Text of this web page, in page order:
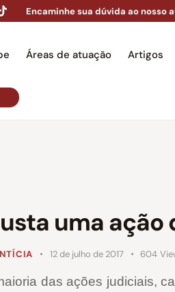
Encaminhe sua dúvida ao nosso
Áreas de atuação Artigos
uma ação
12 de julho de 2017 604
das ações judiciais,